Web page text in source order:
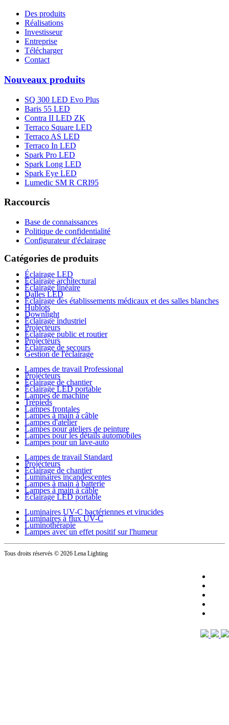
Des produits
Réalisations
Investisseur
Entreprise
Télécharger
Contact
Nouveaux produits
SQ 300 LED Evo Plus
Baris 55 LED
Contra II LED ZK
Terraco Square LED
Terraco AS LED
Terraco In LED
Spark Pro LED
Spark Long LED
Spark Eye LED
Lumedic SM R CRI95
Raccourcis
Base de connaissances
Politique de confidentialité
Configurateur d'éclairage
Catégories de produits
Éclairage LED
Éclairage architectural
Éclairage linéaire
Dalles LED
Éclairage des établissements médicaux et des salles blanches
Hublots
Downlight
Éclairage industriel
Projecteurs
Éclairage public et routier
Projecteurs
Éclairage de secours
Gestion de l'éclairage
Lampes de travail Professional
Projecteurs
Éclairage de chantier
Éclairage LED portable
Lampes de machine
Trépieds
Lampes frontales
Lampes à main à câble
Lampes d'atelier
Lampes pour ateliers de peinture
Lampes pour les détails automobiles
Lampes pour un lave-auto
Lampes de travail Standard
Projecteurs
Éclairage de chantier
Luminaires incandescentes
Lampes à main à batterie
Lampes à main à câble
Éclairage LED portable
Luminaires UV-C bactériennes et virucides
Luminaires à flux UV-C
Luminothérapie
Lampes avec un effet positif sur l'humeur
Tous droits réservés © 2026 Lena Lighting